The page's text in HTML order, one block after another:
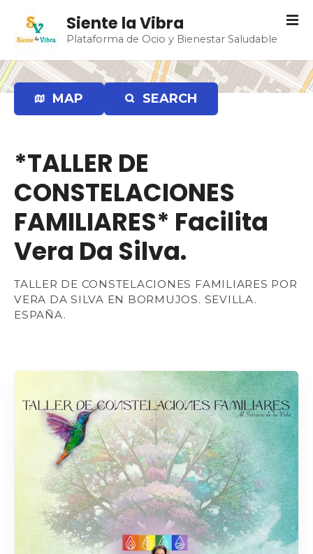
t
a
r
Siente la Vibra
Plataforma de Ocio y Bienestar Saludable
MAP SEARCH
*TALLER DE
CONSTELACIONES
FAMILIARES* Facilita
Vera Da Silva.
TALLER DE CONSTELACIONES FAMILIARES POR
VERA DA SILVA EN BORMUJOS. SEVILLA.
ESPAÑA.